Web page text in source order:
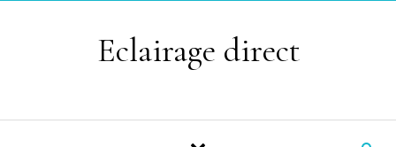
Eclairage direct